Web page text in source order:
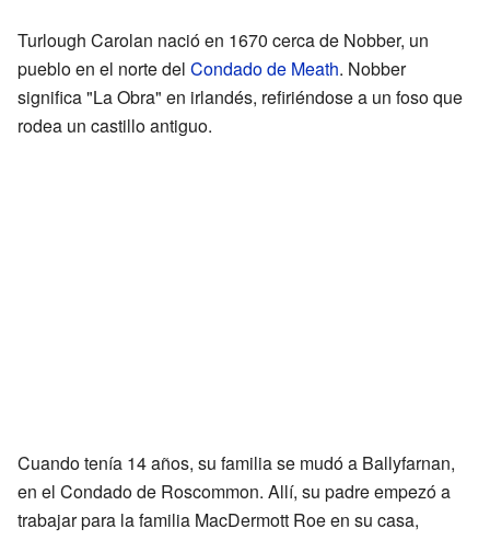
Turlough Carolan nació en 1670 cerca de Nobber, un
pueblo en el norte del Condado de Meath. Nobber
significa "La Obra" en irlandés, refiriéndose a un foso que
rodea un castillo antiguo.
Cuando tenía 14 años, su familia se mudó a Ballyfarnan,
en el Condado de Roscommon. Allí, su padre empezó a
trabajar para la familia MacDermott Roe en su casa,